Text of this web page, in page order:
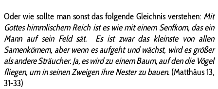
Oder wie sollte man sonst das folgende Gleichnis verstehen: Mit
Gottes himmlischem Reich ist es wie mit einem Senfkorn, das ein
Mann auf sein Feld sät. Es ist zwar das kleinste von allen
Samenkörnern, aber wenn es aufgeht und wächst, wird es größer
als andere Sträucher. Ja, es wird zu einem Baum, auf den die Vögel
fliegen, um in seinen Zweigen ihre Nester zu bauen. (Matthäus 13,
31-33)